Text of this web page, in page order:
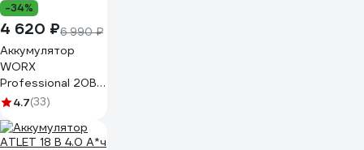
-34%
4 620 ₽6 990 ₽
Аккумулятор
WORX
Professional 20В,
4А*ч WA3054
4.7(33)